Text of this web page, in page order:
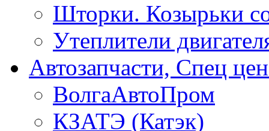
Шторки. Козырьки
Утеплители
Автозапчасти, Спец
ВолгаАвтоПром
КЗАТЭ (Катэк)